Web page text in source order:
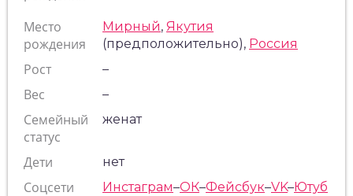
Место
рождения
Мирный, Якутия
(предположительно), Россия
Рост –
Вес –
Семейный
статус
женат
Дети нет
Соцсети Инстаграм–ОК–Фейсбук–VK–Ютуб